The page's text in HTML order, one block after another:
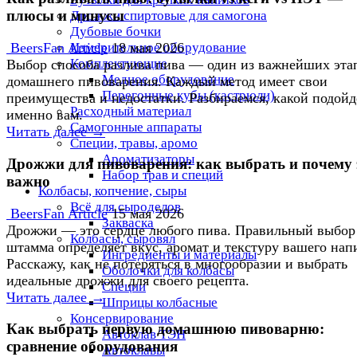
Дрожжи спиртовые для самогона
Дубовые бочки
Измерительное оборудование
Комплектующие
Медное оборудование
Перегонные кубы (кастрюли)
Расходный материал
Самогонные аппараты
Специи, травы, аромо
Ароматизаторы
Набор трав и специй
Колбасы, копчение, сыры
Всё для сыроделов
Закваска
Колбасы, сыровял
Ингредиенты и материалы
Оболочки для колбасы
Специи
Шприцы колбасные
Консервирование
Автоклав ТЭН
Автоклавы
плюсы и минусы
BeersFan Article 18 мая 2026
Выбор способа разлива пива — один из важнейших
домашнего пивоварения. Каждый метод имеет свои
преимущества и недостатки. Разбираемся, какой
именно вам.
Читать далее →
Дрожжи для пивоварения: как выбрать и почему
важно
BeersFan Article 15 мая 2026
Дрожжи — это сердце любого пива. Правильный выбор
штамма определяет вкус, аромат и текстуру вашего
Расскажу, как не потеряться в многообразии и выбрать
идеальные дрожжи для своего рецепта.
Читать далее →
Как выбрать первую домашнюю пивоварню:
сравнение оборудования